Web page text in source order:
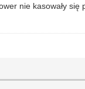
nie kasowały